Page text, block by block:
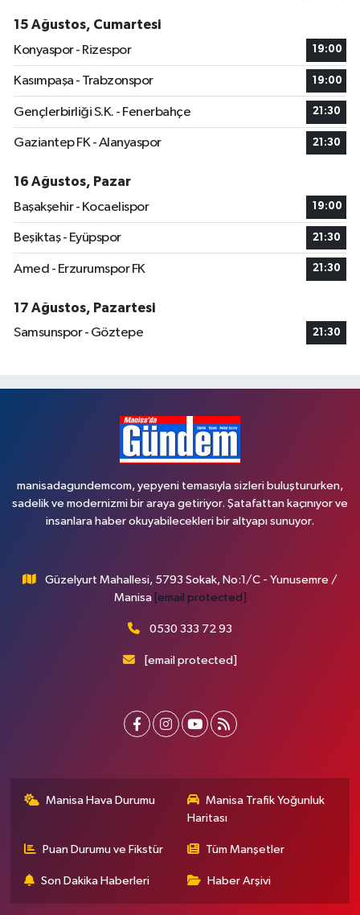
15 Ağustos, Cumartesi
Konyaspor - Rizespor
19:00
Kasımpaşa - Trabzonspor 19:00
Gençlerbirliği S.K. - Fenerbahçe 21:30
Gaziantep FK - Alanyaspor 21:30
16 Ağustos, Pazar
Başakşehir - Kocaelispor
19:00
Beşiktaş - Eyüpspor 21:30
Amed - Erzurumspor FK 21:30
17 Ağustos, Pazartesi
Samsunspor - Göztepe
21:30
manisadagundemcom, yepyeni temasıyla sizleri buluştururken,
sadelik ve modernizmi bir araya getiriyor. Şatafattan kaçınıyor ve
insanlara haber okuyabilecekleri bir altyapı sunuyor.
Güzelyurt Mahallesi, 5793 Sokak, No:1/C - Yunusemre /
Manisa [email protected]
0530 333 72 93
[email protected]
Manisa Hava Durumu
Manisa Trafik Yoğunluk
Haritası
Puan Durumu ve Fikstür Tüm Manşetler
Son Dakika Haberleri Haber Arşivi